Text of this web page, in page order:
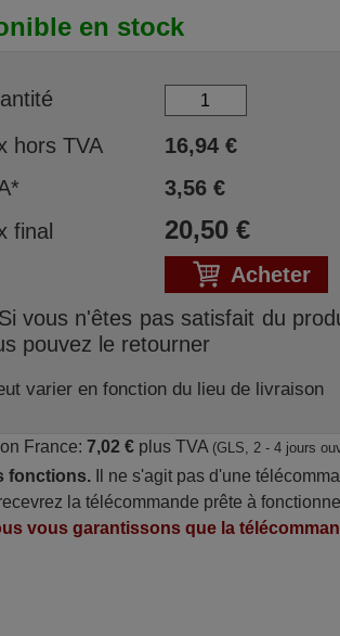
en stock
hors TVA
16,94€
3,56€
final
20,50€
Acheter
Si vous n'êtes pas satisfait du
pouvez le retourner
varier en fonction du lieu de livraison
France: 7,02 €plus TVA (GLS, 2 - 4 jours
fonctions. Il ne s'agit pas d'une
la télécommande prête à
vous garantissons que la